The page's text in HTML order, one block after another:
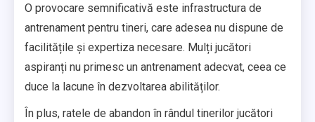
O provocare semnificativă este infrastructura de
antrenament pentru tineri, care adesea nu dispune de
facilitățile și expertiza necesare. Mulți jucători
aspiranți nu primesc un antrenament adecvat, ceea ce
duce la lacune în dezvoltarea abilităților.
În plus, ratele de abandon în rândul tinerilor jucători